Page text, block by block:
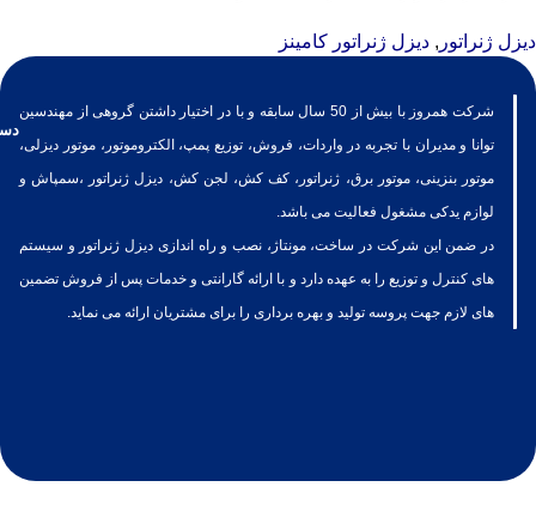
دیزل ژنراتور , دیزل ژنراتور کامینز
شرکت همروز با بیش از 50 سال سابقه و با در اختیار داشتن گروهی از مهندسین
توانا و مدیران با تجربه در واردات، فروش، توزیع پمپ، الکتروموتور، موتور دیزلی،
موتور بنزینی، موتور برق، ژنراتور، کف کش، لجن کش، دیزل ژنراتور ،سمپاش و
لوازم یدکی مشغول فعالیت می باشد.
در ضمن این شرکت در ساخت، مونتاژ، نصب و راه اندازی دیزل ژنراتور و سیستم
های کنترل و توزیع را به عهده دارد و با ارائه گارانتی و خدمات پس از فروش تضمین
های لازم جهت پروسه تولید و بهره برداری را برای مشتریان ارائه می نماید.